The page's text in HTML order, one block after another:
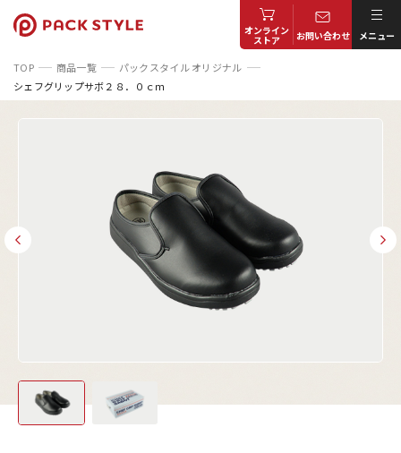
オンライン
ストア お問い合わせ メニュー
TOP 商品一覧
パックスタイル オリジナル
シェフグリップサボ２８．０ｃｍ